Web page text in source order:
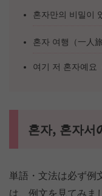
혼자만의 비밀이
혼자 여행（一人旅
여기 저 혼자예요
혼자, 혼자서
単語・文法は必ず例
は、例文を見てみま